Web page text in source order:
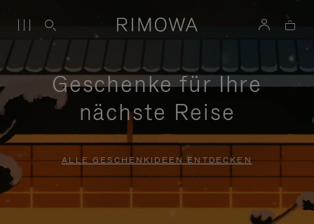
Geschenke für Ihre
nächste Reise
ALLE GESCHENKIDEEN ENTDECKEN